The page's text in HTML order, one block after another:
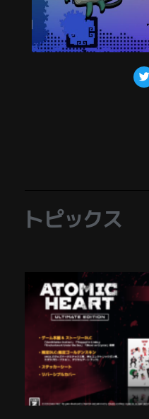
トピックス